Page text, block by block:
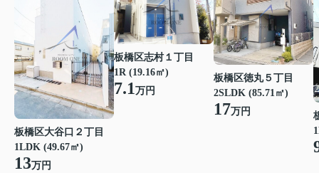
板橋区大谷口２丁目
1LDK (49.67㎡)
13万円
板橋区志村１丁目
1R (19.16㎡)
7.1万円
板橋区徳丸５丁目
2SLDK (85.71㎡)
17万円